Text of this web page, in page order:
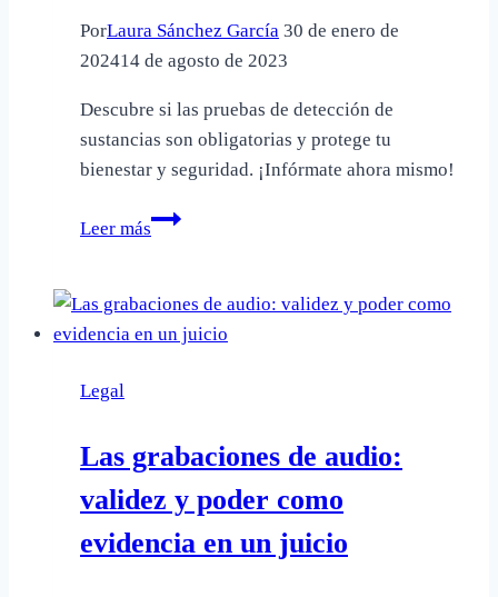
PorLaura Sánchez García 30 de enero de
202414 de agosto de 2023
Descubre si las pruebas de detección de
sustancias son obligatorias y protege tu
bienestar y seguridad. ¡Infórmate ahora mismo!
Leer más
Pruebas
de
sustancias
Legal
Las grabaciones de audio:
validez y poder como
evidencia en un juicio